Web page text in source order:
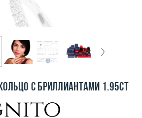
с бриллиантами 1.95ct